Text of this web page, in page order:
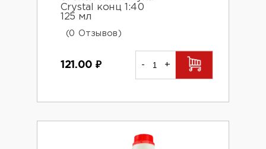
Crystal конц 1:40
125 мл
(0 Отзывов)
121.00 ₽ - +